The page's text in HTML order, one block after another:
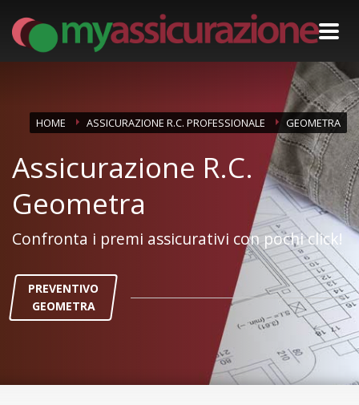
HOME ASSICURAZIONE R.C. PROFESSIONALE GEOMETRA
Assicurazione R.C.
Geometra
Confronta i premi assicurativi con pochi click!
PREVENTIVO
GEOMETRA